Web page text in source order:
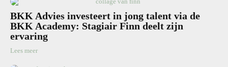
BKK Advies investeert in jong talent via de
BKK Academy: Stagiair Finn deelt zijn
ervaring
Lees meer